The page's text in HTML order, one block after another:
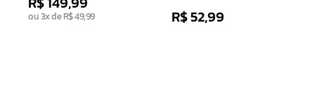
ou3x deR$49,99 R$52,99